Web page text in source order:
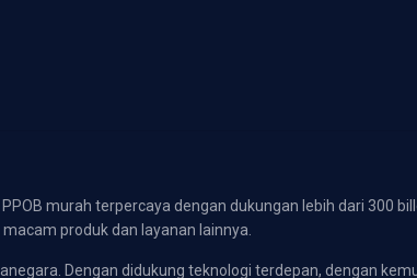
murah terpercaya dengan dukungan lebih dari 300
produk dan layanan lainnya.
Dengan didukung teknologi terdepan, dengan